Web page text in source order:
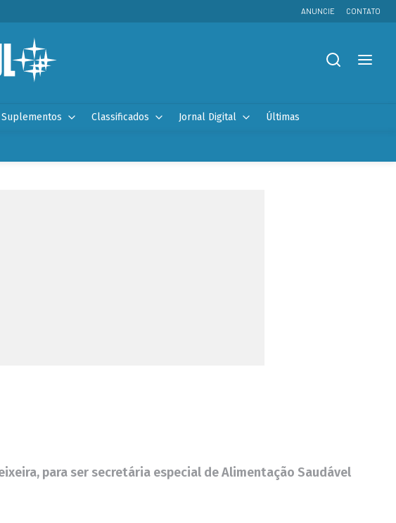
ANUNCIE CONTATO
Suplementos Classificados Jornal Digital Últimas
para ser secretária especial de Alimentação Saudável